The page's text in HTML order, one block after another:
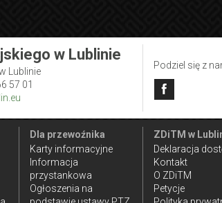
w Lublinie
Lublinie
57 01
Podziel się z
Dla przewoźnika
Karty informacyjne
Informacja
przystankowa
Ogłoszenia na
ZDiTM w
Deklaracja
Kontakt
O ZDiTM
Petycje